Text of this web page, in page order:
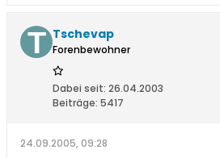
Tschevap
Forenbewohner
Dabei seit: 26.04.2003
Beiträge: 5417
24.09.2005, 09:28